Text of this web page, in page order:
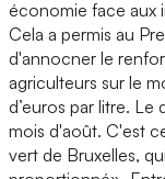
économie face aux
Cela a permis au
d'annocner le
agriculteurs sur le
d’euros par litre.
mois d'août. C'est
vert de Bruxelles,